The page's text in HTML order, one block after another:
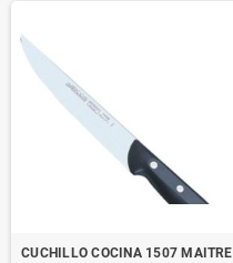
CUCHILLO COCINA 1507 MAITRE